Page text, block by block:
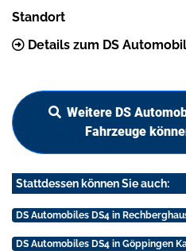
Standort
Details zum DS
Weitere DS
Fahrzeuge
Stattdessen können Sie auch:
DS Automobiles DS4 in
DS Automobiles DS4 in Göppingen